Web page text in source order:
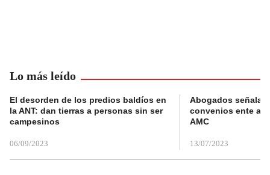
Lo más leído
El desorden de los predios baldíos en
la ANT: dan tierras a personas sin ser
campesinos
06/09/2023
Abogados
convenios ente
AMC
13/07/2023